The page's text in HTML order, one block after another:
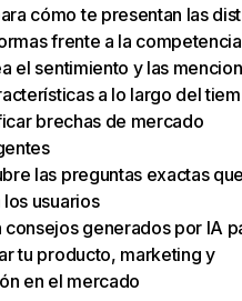
cómo te presentan las
frente a la competencia
el sentimiento y las
a lo largo del
brechas de mercado
las preguntas exactas
los usuarios
consejos generados por IA
tu producto, marketing y
en el mercado